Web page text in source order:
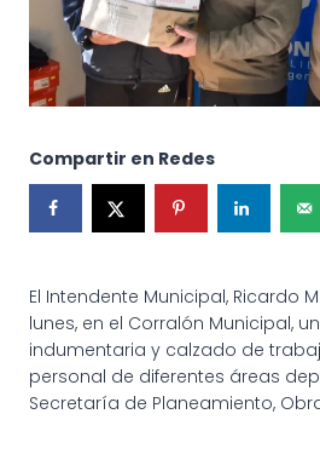
Compartir en Redes
El Intendente Municipal, Ricardo
lunes, en el Corralón Municipal,
indumentaria y calzado de
personal de diferentes áreas
Secretaría de Planeamiento,